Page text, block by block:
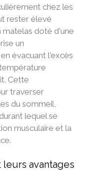
chez les
rester élevé
matelas doté d'une
un
évacuant l'excès
Cette
traverser
du sommeil,
lequel se
musculaire et la
avantages